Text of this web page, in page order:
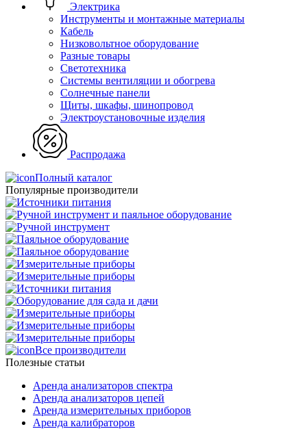
Электрика
Инструменты и монтажные материалы
Кабель
Низковольтное оборудование
Разные товары
Светотехника
Системы вентиляции и обогрева
Солнечные панели
Щиты, шкафы, шинопровод
Электроустановочные изделия
Распродажа
Полный каталог
Популярные производители
Все производители
Полезные статьи
Аренда анализаторов спектра
Аренда анализаторов цепей
Аренда измерительных приборов
Аренда калибраторов